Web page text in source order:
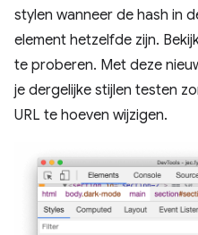
stylen wanneer de hash in
element hetzelfde zijn.
te proberen. Met deze
je dergelijke stijlen testen
URL te hoeven wijzigen.